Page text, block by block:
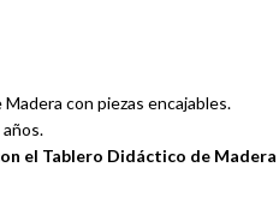
con piezas encajables.
el Tablero Didáctico de Madera